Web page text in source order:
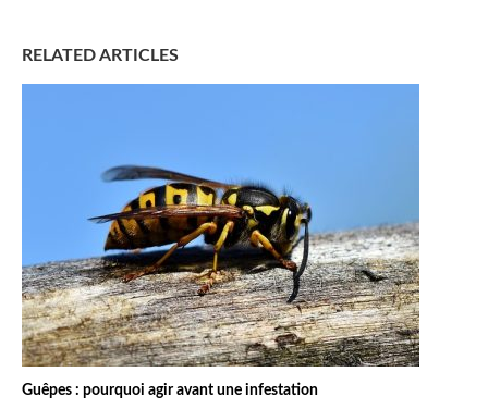
RELATED ARTICLES
Guêpes : pourquoi agir avant une infestation